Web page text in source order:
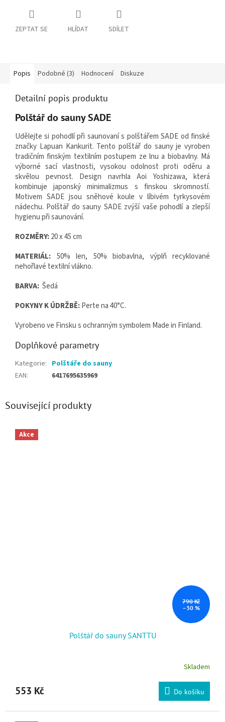
ZEPTAT SE HLÍDAT SDÍLET
Popis Podobné (3) Hodnocení Diskuze
Detailní popis produktu
Polštář do sauny SADE
Udělejte si pohodlí při saunovaní s polštářem SADE od finské
značky Lapuan Kankurit. Tento polštář do sauny je vyroben
tradičním finským textilním postupem ze lnu a biobavlny. Má
výborné sací vlastnosti, vysokou odolnost proti oděru a
skvělou pevnost. Design navrhla Aoi Yoshizawa, která
kombinuje japonský minimalizmus s finskou skromností.
Motivem SADE jsou sněhové koule v líbivém tyrkysovém
nádechu. Polštář do sauny SADE zvýší vaše pohodlí a zlepší
hygienu při saunování.
ROZMĚRY:20 x 45 cm
MATERIÁL: 50% len, 50% biobavlna, výplň recyklované
nehořlavé textilní vlákno.
BARVA: Šedá
POKYNY K ÚDRŽBĚ:Perte na 40°C.
Vyrobeno ve Finsku s ochranným symbolem Made in Finland.
Doplňkové parametry
Kategorie: Polštáře do sauny
EAN: 6417695635969
Související produkty
Akce
790 Kč
–30 %
Polštář do sauny SANTTU
Skladem
553 Kč Do košíku